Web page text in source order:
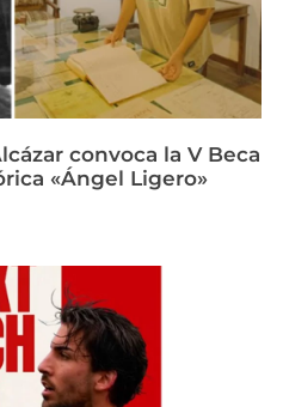
convoca la V Beca
«Ángel Ligero»